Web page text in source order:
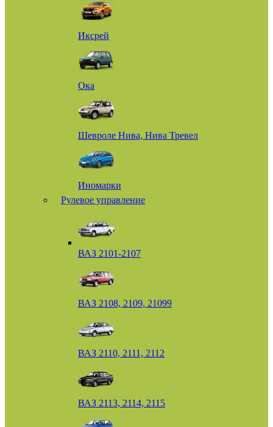
Иксрей
Ока
Шевроле Нива, Нива Тревел
Иномарки
Рулевое управление
ВАЗ 2101-2107
ВАЗ 2108, 2109, 21099
ВАЗ 2110, 2111, 2112
ВАЗ 2113, 2114, 2115